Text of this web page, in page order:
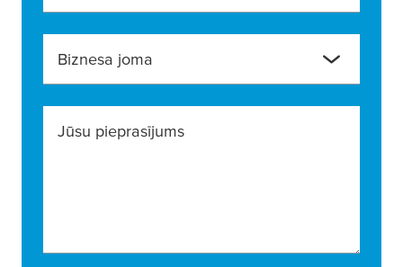
Biznesa joma
Jūsu pieprasījums